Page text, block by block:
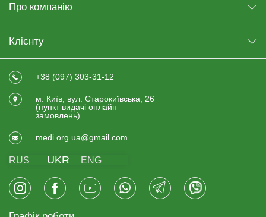
Про компанію
Клієнту
+38 (097) 303-31-12
м. Київ, вул. Старокиївська, 26
(пункт видачi онлайн
замовлень)
medi.org.ua@gmail.com
RUS UKR ENG